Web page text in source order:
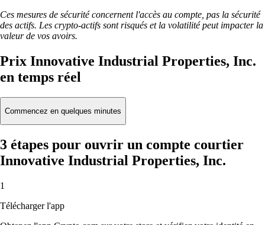
Ces mesures de sécurité concernent l'accès au compte, pas la sécurité
des actifs. Les crypto-actifs sont risqués et la volatilité peut impacter la
valeur de vos avoirs.
Prix Innovative Industrial Properties, Inc.
en temps réel
Commencez en quelques minutes
3 étapes pour ouvrir un compte courtier
Innovative Industrial Properties, Inc.
1
Télécharger l'app